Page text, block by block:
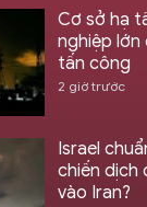
Cơ sở hạ
nghiệp lớn
tấn công
2 giờ trước
Israel
chiến dịch
vào Iran?